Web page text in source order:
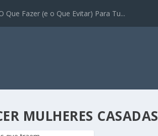
Que Fazer (e o Que Evitar) Para Tu...
MULHERES CASADAS